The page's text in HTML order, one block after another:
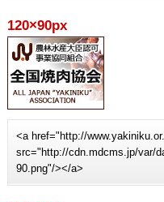
120×90px
<a href="http://
src="http://cdn.mdcms.jp/var/
90.png"/></a>